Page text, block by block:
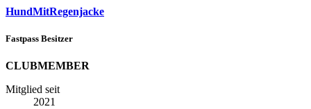
HundMitRegenjacke
Fastpass Besitzer
CLUBMEMBER
Mitglied seit
2021